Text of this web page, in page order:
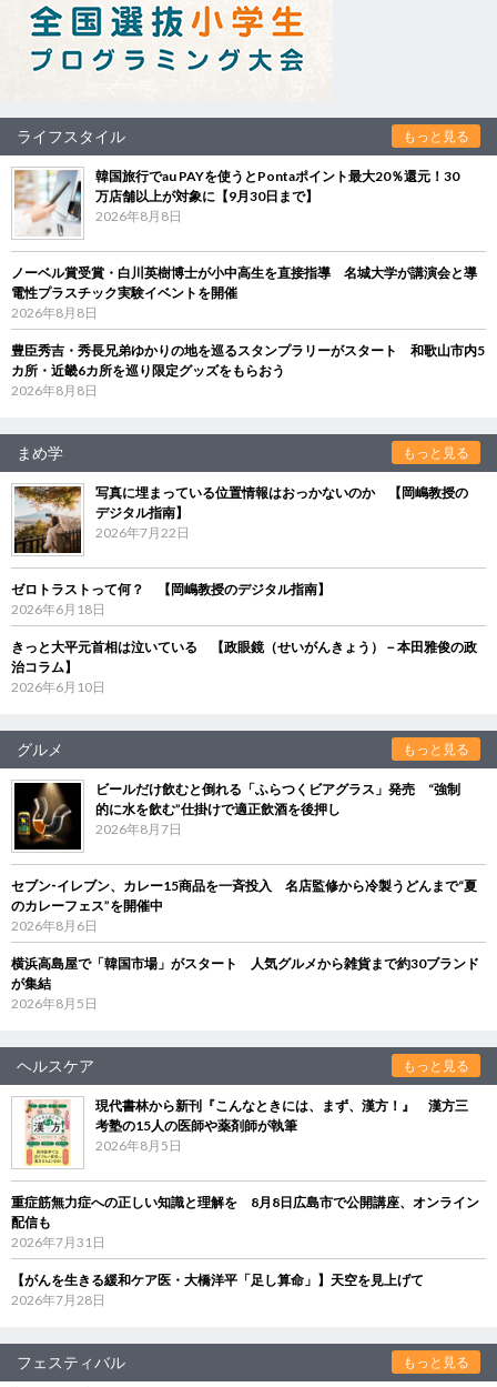
ライフスタイル もっと見る
韓国旅行でau PAYを使うとPontaポイント最大20％還元！30
万店舗以上が対象に【9月30日まで】
2026年8月8日
ノーベル賞受賞・白川英樹博士が小中高生を直接指導 名城大学が講演会と導
電性プラスチック実験イベントを開催
2026年8月8日
豊臣秀吉・秀長兄弟ゆかりの地を巡るスタンプラリーがスタート 和歌山市内5
カ所・近畿6カ所を巡り限定グッズをもらおう
2026年8月8日
まめ学 もっと見る
写真に埋まっている位置情報はおっかないのか 【岡嶋教授の
デジタル指南】
2026年7月22日
ゼロトラストって何？ 【岡嶋教授のデジタル指南】
2026年6月18日
きっと大平元首相は泣いている 【政眼鏡（せいがんきょう）－本田雅俊の政
治コラム】
2026年6月10日
グルメ もっと見る
ビールだけ飲むと倒れる「ふらつくビアグラス」発売 “強制
的に水を飲む”仕掛けで適正飲酒を後押し
2026年8月7日
セブン‐イレブン、カレー15商品を一斉投入 名店監修から冷製うどんまで“夏
のカレーフェス”を開催中
2026年8月6日
横浜高島屋で「韓国市場」がスタート 人気グルメから雑貨まで約30ブランド
が集結
2026年8月5日
ヘルスケア もっと見る
現代書林から新刊『こんなときには、まず、漢方！』 漢方三
考塾の15人の医師や薬剤師が執筆
2026年8月5日
重症筋無力症への正しい知識と理解を 8月8日広島市で公開講座、オンライン
配信も
2026年7月31日
【がんを生きる緩和ケア医・大橋洋平「足し算命」】天空を見上げて
2026年7月28日
フェスティバル もっと見る